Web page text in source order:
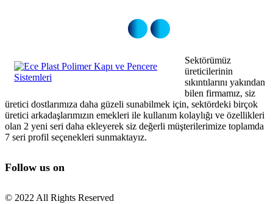
Sektörümüz
üreticilerinin
sıkıntılarını yakından
bilen firmamız, siz
üretici dostlarımıza daha güzeli sunabilmek için, sektördeki birçok
üretici arkadaşlarımızın emekleri ile kullanım kolaylığı ve özellikleri
olan 2 yeni seri daha ekleyerek siz değerli müşterilerimize toplamda
7 seri profil seçenekleri sunmaktayız.
Follow us on
© 2022 All Rights Reserved